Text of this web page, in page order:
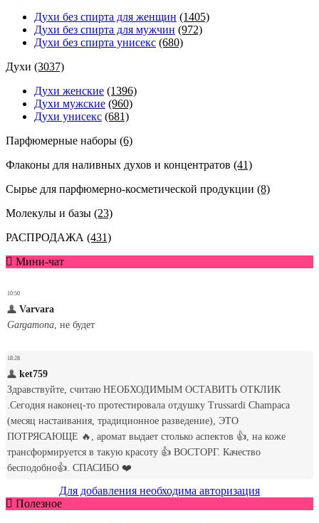
Духи без спирта для женщин (1405)
Духи без спирта для мужчин (972)
Духи без спирта унисекс (680)
Духи (3037)
Духи женские (1396)
Духи мужские (960)
Духи унисекс (681)
Парфюмерные наборы (6)
Флаконы для наливных духов и концентратов (41)
Сырье для парфюмерно-косметической продукции (8)
Молекулы и базы (23)
РАСПРОДАЖА (431)
Мини-чат
Для добавления необходима авторизация
Полезное